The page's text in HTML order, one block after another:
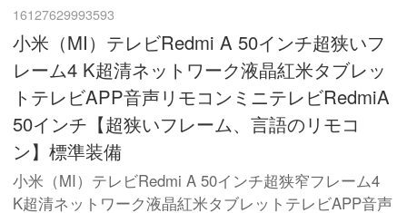
16127629993593
小米（MI）テレビRedmi A 50インチ超狭いフ
レーム4 K超清ネットワーク液晶紅米タブレッ
トテレビAPP音声リモコンミニテレビRedmiA
50インチ【超狭いフレーム、言語のリモコ
ン】標準装備
小米（MI）テレビRedmi A 50インチ超狭窄フレーム4
K超清ネットワーク液晶紅米タブレットテレビAPP音声